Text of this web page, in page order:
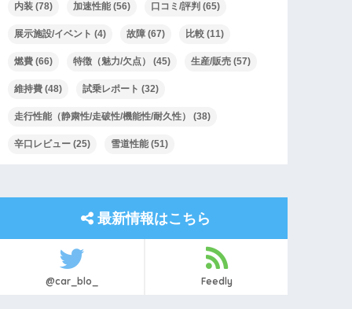
内装 (78) 加速性能 (56) 口コミ/評判 (65)
展示施設/イベント (4) 故障 (67) 比較 (11)
燃費 (66) 特徴（魅力/欠点） (45) 生産/販売 (57)
維持費 (48) 試乗レポート (32)
走行性能（静粛性/走破性/機能性/耐久性） (38)
辛口レビュー (25) 雪道性能 (51)
最新情報はこちら
@car_blo_ Feedly